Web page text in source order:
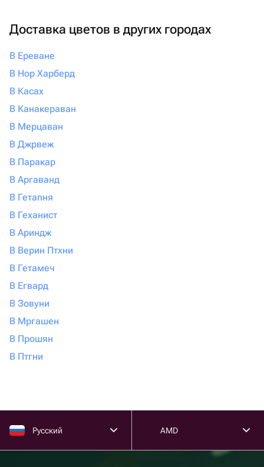
Доставка цветов в других городах
В Ереване
В Нор Харберд
В Касах
В Канакераван
В Мерцаван
В Джрвеж
В Паракар
В Аргаванд
В Гетапня
В Геханист
В Ариндж
В Верин Птхни
В Гетамеч
В Егвард
В Зовуни
В Мргашен
В Прошян
В Птгни
Русский AMD